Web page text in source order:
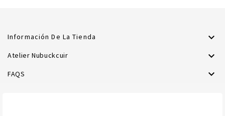
Información De La Tienda 
Atelier Nubuckcuir 
FAQS 